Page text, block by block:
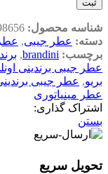
ثبت
شناسه محصول:
دسته: عطر جيبی,
برچسب: brandini
,
عطر جیبی برندینی
بریو, عطر جیبی
عطر مینیاتوری
اشتراک گذاری:
بستن
تحویل سریع